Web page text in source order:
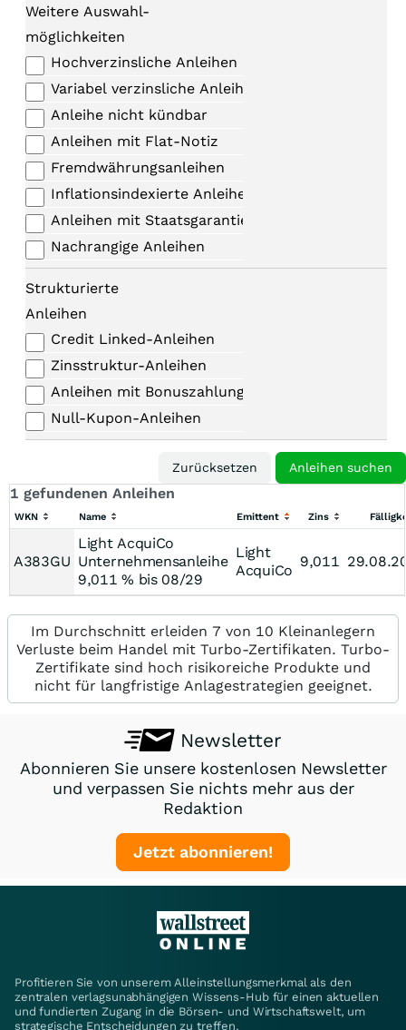
Weitere Auswahl-
möglichkeiten
Hochverzinsliche Anleihen
Variabel verzinsliche Anleihen
Anleihe nicht kündbar
Anleihen mit Flat-Notiz
Fremdwährungsanleihen
Inflationsindexierte Anleihen
Anleihen mit Staatsgarantie
Nachrangige Anleihen
Strukturierte
Anleihen
Credit Linked-Anleihen
Zinsstruktur-Anleihen
Anleihen mit Bonuszahlungen
Null-Kupon-Anleihen
1 gefundenen Anleihen
WKN Name Emittent Zins
A383GU
Light AcquiCo
Unternehmensanleihe
9,011 % bis 08/29
Light
AcquiCo
9,011
Im Durchschnitt erleiden 7 von 10 Kleinanlegern
Verluste beim Handel mit Turbo-Zertifikaten. Turbo-
Zertifikate sind hoch risikoreiche Produkte und
nicht für langfristige Anlagestrategien geeignet.
Newsletter
Abonnieren Sie unsere kostenlosen Newsletter
und verpassen Sie nichts mehr aus der
Redaktion
Jetzt abonnieren!
Profitieren Sie von unserem Alleinstellungsmerkmal als den
zentralen verlagsunabhängigen Wissens-Hub für einen aktuellen
und fundierten Zugang in die Börsen- und Wirtschaftswelt, um
strategische Entscheidungen zu treffen.